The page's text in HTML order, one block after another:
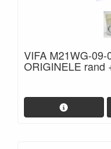
VIFA M21WG-
ORIGINELE rand